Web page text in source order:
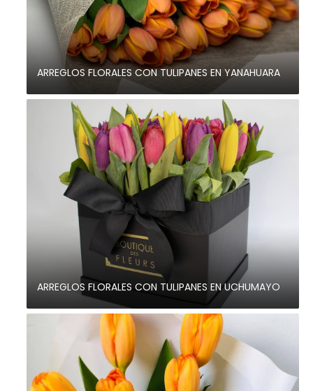
ARREGLOS FLORALES CON TULIPANES EN YANAHUARA
ARREGLOS FLORALES CON TULIPANES EN UCHUMAYO